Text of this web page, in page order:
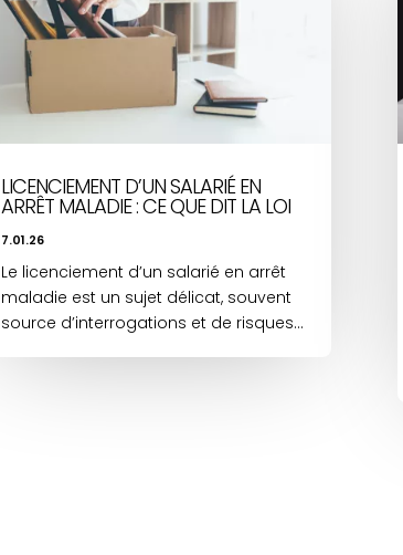
LICENCIEMENT D’UN SALARIÉ EN
ARRÊT MALADIE : CE QUE DIT LA LOI
7.01.26
Le licenciement d’un salarié en arrêt
maladie est un sujet délicat, souvent
source d’interrogations et de risques...